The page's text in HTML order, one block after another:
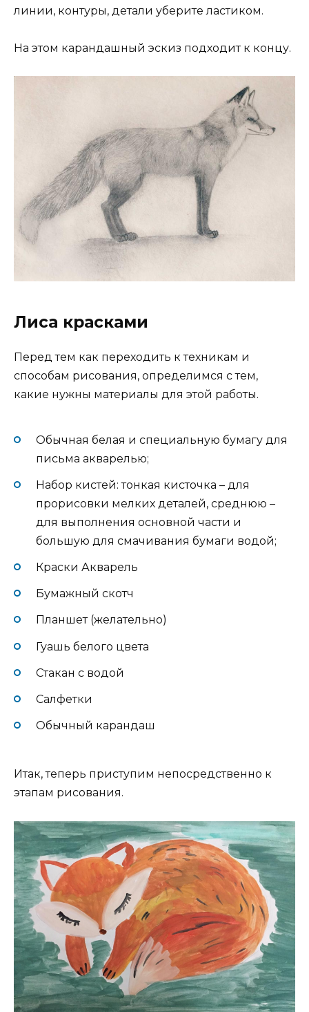
линии, контуры, детали уберите ластиком.
На этом карандашный эскиз подходит к концу.
Лиса красками
Перед тем как переходить к техникам и
способам рисования, определимся с тем,
какие нужны материалы для этой работы.
Обычная белая и специальную бумагу для
письма акварелью;
Набор кистей: тонкая кисточка – для
прорисовки мелких деталей, среднюю –
для выполнения основной части и
большую для смачивания бумаги водой;
Краски Акварель
Бумажный скотч
Планшет (желательно)
Гуашь белого цвета
Стакан с водой
Салфетки
Обычный карандаш
Итак, теперь приступим непосредственно к
этапам рисования.